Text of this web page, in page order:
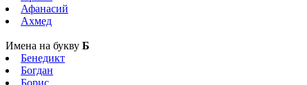
Афанасий
Ахмед
Имена на букву Б
Бенедикт
Богдан
Борис